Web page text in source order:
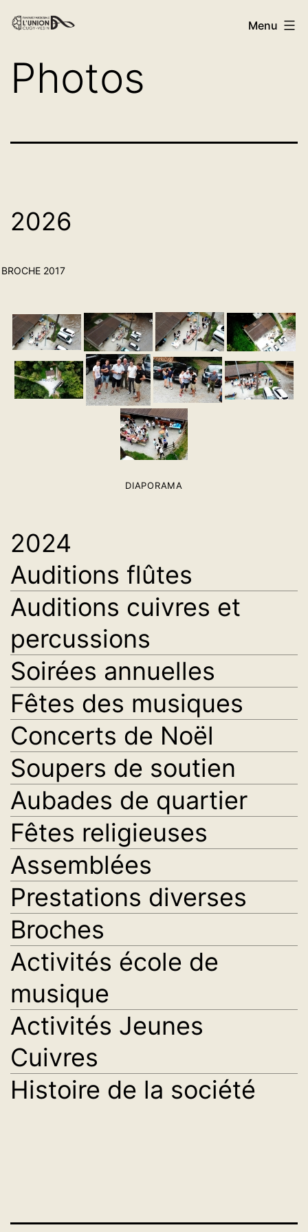
Menu
Photos
2026
BROCHE 2017
DIAPORAMA
2024
Auditions flûtes
Auditions cuivres et
percussions
Soirées annuelles
Fêtes des musiques
Concerts de Noël
Soupers de soutien
Aubades de quartier
Fêtes religieuses
Assemblées
Prestations diverses
Broches
Activités école de
musique
Activités Jeunes
Cuivres
Histoire de la société